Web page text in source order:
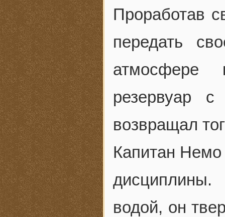
Проработав
передать
атмосфере
резервуар
возвращал
Капитан
дисциплины.
водой, он